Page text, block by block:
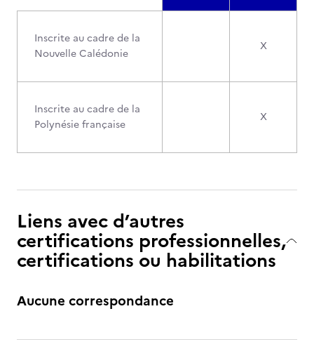
Inscrite au cadre de la
Nouvelle Calédonie
X
Inscrite au cadre de la
Polynésie française
X
Liens avec d’autres
certifications professionnelles,
certifications ou habilitations
Aucune correspondance